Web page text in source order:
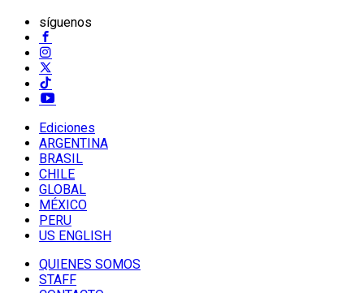
síguenos
Ediciones
ARGENTINA
BRASIL
CHILE
GLOBAL
MÉXICO
PERU
US ENGLISH
QUIENES SOMOS
STAFF